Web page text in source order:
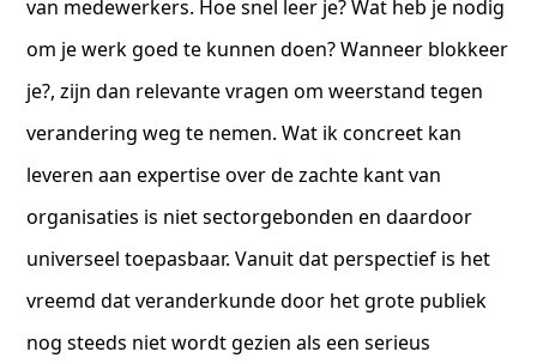
van medewerkers. Hoe snel leer je? Wat heb je nodig
om je werk goed te kunnen doen? Wanneer blokkeer
je?, zijn dan relevante vragen om weerstand tegen
verandering weg te nemen. Wat ik concreet kan
leveren aan expertise over de zachte kant van
organisaties is niet sectorgebonden en daardoor
universeel toepasbaar. Vanuit dat perspectief is het
vreemd dat veranderkunde door het grote publiek
nog steeds niet wordt gezien als een serieus